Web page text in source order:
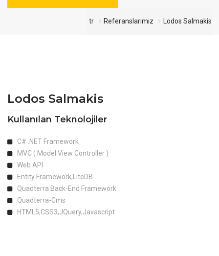
tr Referanslarımız Lodos Salmakis
Lodos Salmakis
Kullanılan Teknolojiler
C# .NET Framework
MVC ( Model View Controller )
Web API
Entity Framework,LiteDB
Quadterra Back-End Framework
Quadterra-Cms
HTML5,CSS3,JQuery,Javascript